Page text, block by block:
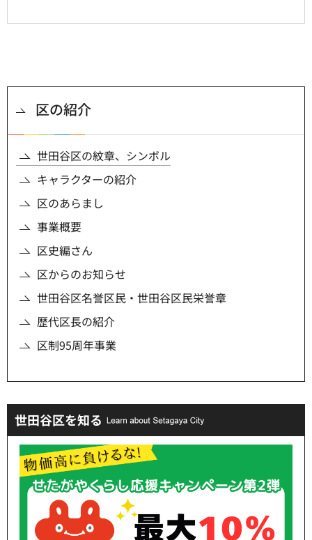
区の紹介
世田谷区の紋章、シンボル
キャラクターの紹介
区のあらまし
事業概要
区史編さん
区からのお知らせ
世田谷区名誉区民・世田谷区民栄誉章
歴代区長の紹介
区制95周年事業
世田谷区を知る